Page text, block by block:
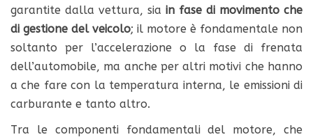
garantite dalla vettura, sia in fase di movimento che
di gestione del veicolo; il motore è fondamentale non
soltanto per l’accelerazione o la fase di frenata
dell’automobile, ma anche per altri motivi che hanno
a che fare con la temperatura interna, le emissioni di
carburante e tanto altro.
Tra le componenti fondamentali del motore, che